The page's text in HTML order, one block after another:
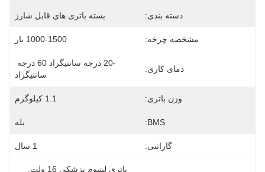
دسته بندی: بسته باتری های قابل شارژ
مشخصه چرخه: 1000-1500 بار
دمای کاری:
سانتیگراد
وزن باتری: 1.1 کیلوگرم
BMS: بله
گارانتی: 1 سال
باتری لیتیوم پزشکی 16 ولت